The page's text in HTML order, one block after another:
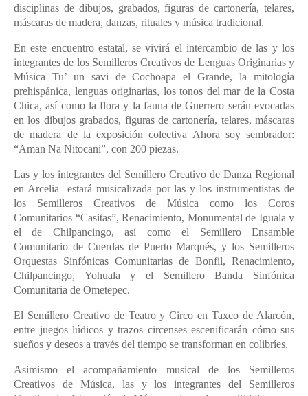
disciplinas de dibujos, grabados, figuras de cartonería, telares,
máscaras de madera, danzas, rituales y música tradicional.
En este encuentro estatal, se vivirá el intercambio de las y los
integrantes de los Semilleros Creativos de Lenguas Originarias y
Música Tu’ un savi de Cochoapa el Grande, la mitología
prehispánica, lenguas originarias, los tonos del mar de la Costa
Chica, así como la flora y la fauna de Guerrero serán evocadas
en los dibujos grabados, figuras de cartonería, telares, máscaras
de madera de la exposición colectiva Ahora soy sembrador:
“Aman Na Nitocani”, con 200 piezas.
Las y los integrantes del Semillero Creativo de Danza Regional
en Arcelia estará musicalizada por las y los instrumentistas de
los Semilleros Creativos de Música como los Coros
Comunitarios “Casitas”, Renacimiento, Monumental de Iguala y
el de Chilpancingo, así como el Semillero Ensamble
Comunitario de Cuerdas de Puerto Marqués, y los Semilleros
Orquestas Sinfónicas Comunitarias de Bonfil, Renacimiento,
Chilpancingo, Yohuala y el Semillero Banda Sinfónica
Comunitaria de Ometepec.
El Semillero Creativo de Teatro y Circo en Taxco de Alarcón,
entre juegos lúdicos y trazos circenses escenificarán cómo sus
sueños y deseos a través del tiempo se transforman en colibríes,
Asimismo el acompañamiento musical de los Semilleros
Creativos de Música, las y los integrantes del Semilleros